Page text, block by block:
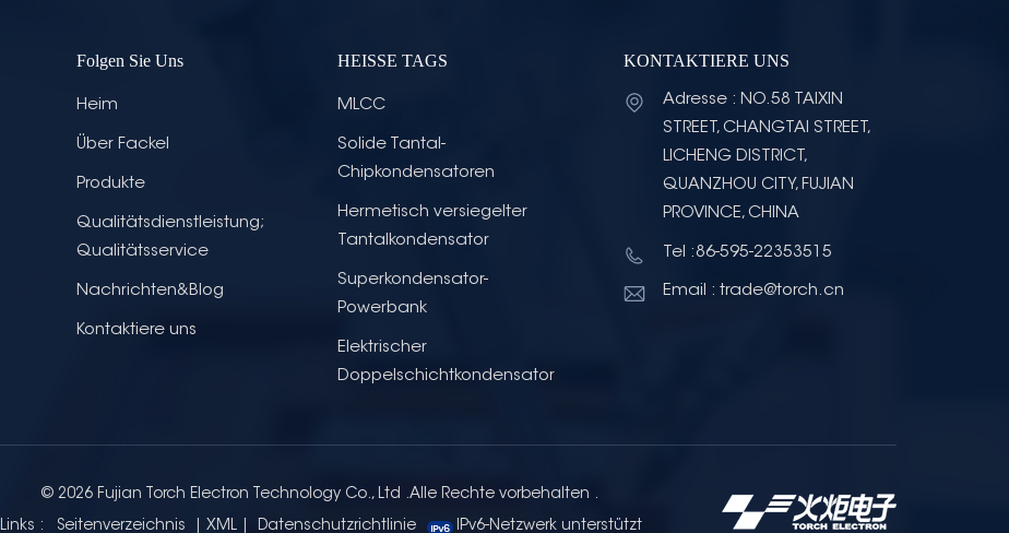
Folgen Sie Uns
Heim
Über Fackel
Produkte
Qualitätsdienstleistung;
Qualitätsservice
Nachrichten&Blog
Kontaktiere uns
HEISSE TAGS
MLCC
Solide Tantal-
Chipkondensatoren
Hermetisch versiegelter
Tantalkondensator
Superkondensator-
Powerbank
Elektrischer
Doppelschichtkondensator
KONTAKTIERE UNS
Adresse : NO.58 TAIXIN
STREET, CHANGTAI STREET,
LICHENG DISTRICT,
QUANZHOU CITY, FUJIAN
PROVINCE, CHINA
Tel :86-595-22353515
Email : trade@torch.cn
© 2026 Fujian Torch Electron Technology Co., Ltd .Alle Rechte vorbehalten .
Links : Seitenverzeichnis XML Datenschutzrichtlinie IPv6-Netzwerk unterstützt